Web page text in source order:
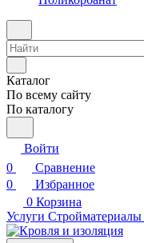
Каталог
По всему сайту
По каталогу
Войти
0
Сравнение
0
Избранное
0 Корзина
Услуги Стройматериалы